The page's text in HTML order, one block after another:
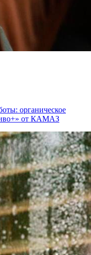
органическое
от КАМАЗ